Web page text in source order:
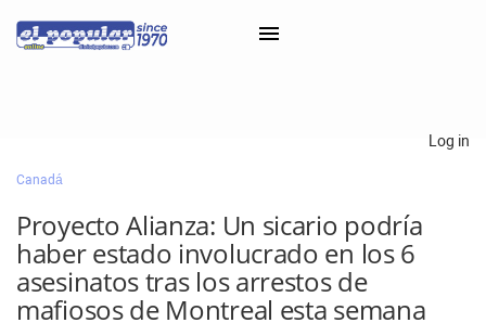
Classifieds
Categorías
Iniciar sesión con Clascal
Log in
Canadá
Proyecto Alianza: Un sicario podría
haber estado involucrado en los 6
asesinatos tras los arrestos de
mafiosos de Montreal esta semana